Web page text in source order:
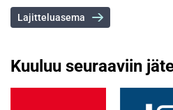
Lajitteluasema
Kuuluu seuraaviin